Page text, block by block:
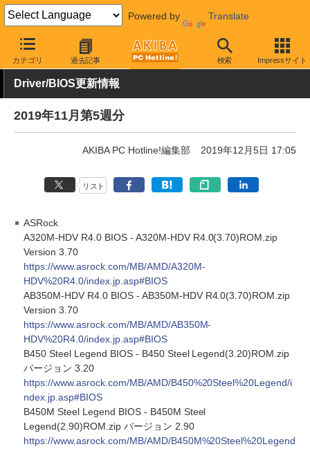
Powered by Translate
カテゴリ 過去記事 検索 Impressサイト
AKIBA PC Hotline! その他
Driver/BIOS更新情報
2019年11月第5週分
AKIBA PC Hotline!編集部 2019年12月5日 17:05
リスト
ASRock
A320M-HDV R4.0 BIOS - A320M-HDV R4.0(3.70)ROM.zip
Version 3.70
https://www.asrock.com/MB/AMD/A320M-
HDV%20R4.0/index.jp.asp#BIOS
AB350M-HDV R4.0 BIOS - AB350M-HDV R4.0(3.70)ROM.zip
Version 3.70
https://www.asrock.com/MB/AMD/AB350M-
HDV%20R4.0/index.jp.asp#BIOS
B450 Steel Legend BIOS - B450 Steel Legend(3.20)ROM.zip
バージョン 3.20
https://www.asrock.com/MB/AMD/B450%20Steel%20Legend/i
ndex.jp.asp#BIOS
B450M Steel Legend BIOS - B450M Steel
Legend(2.90)ROM.zip バージョン 2.90
https://www.asrock.com/MB/AMD/B450M%20Steel%20Legend